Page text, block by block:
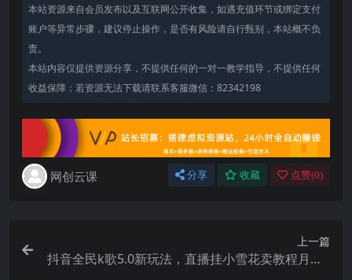
本站资源来自会员发布以及互联网公开收集，如遇充值环节或绑定支付
账户等异常步骤，建议停止操作，是否有风险请自行甄别，本站概不负
责。
本站内容仅提供资源分享，不提供任何的一对一教学指导，不提供任何
收益保障；若资源无法下载请联系客服微信：82342198
网创云课 分享 收藏 点赞(0)
上一篇
抖音全民k歌5.0新玩法，直播挂小雪花卖教程月入1